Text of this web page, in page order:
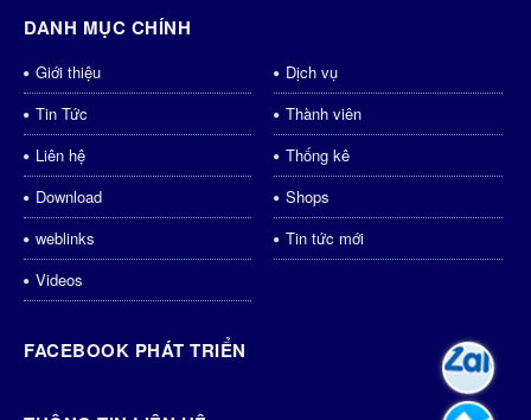
DANH MỤC CHÍNH
Giới thiệu
Dịch vụ
Tin Tức
Thành viên
Liên hệ
Thống kê
Download
Shops
weblinks
Tin tức mới
Videos
FACEBOOK PHÁT TRIỂN